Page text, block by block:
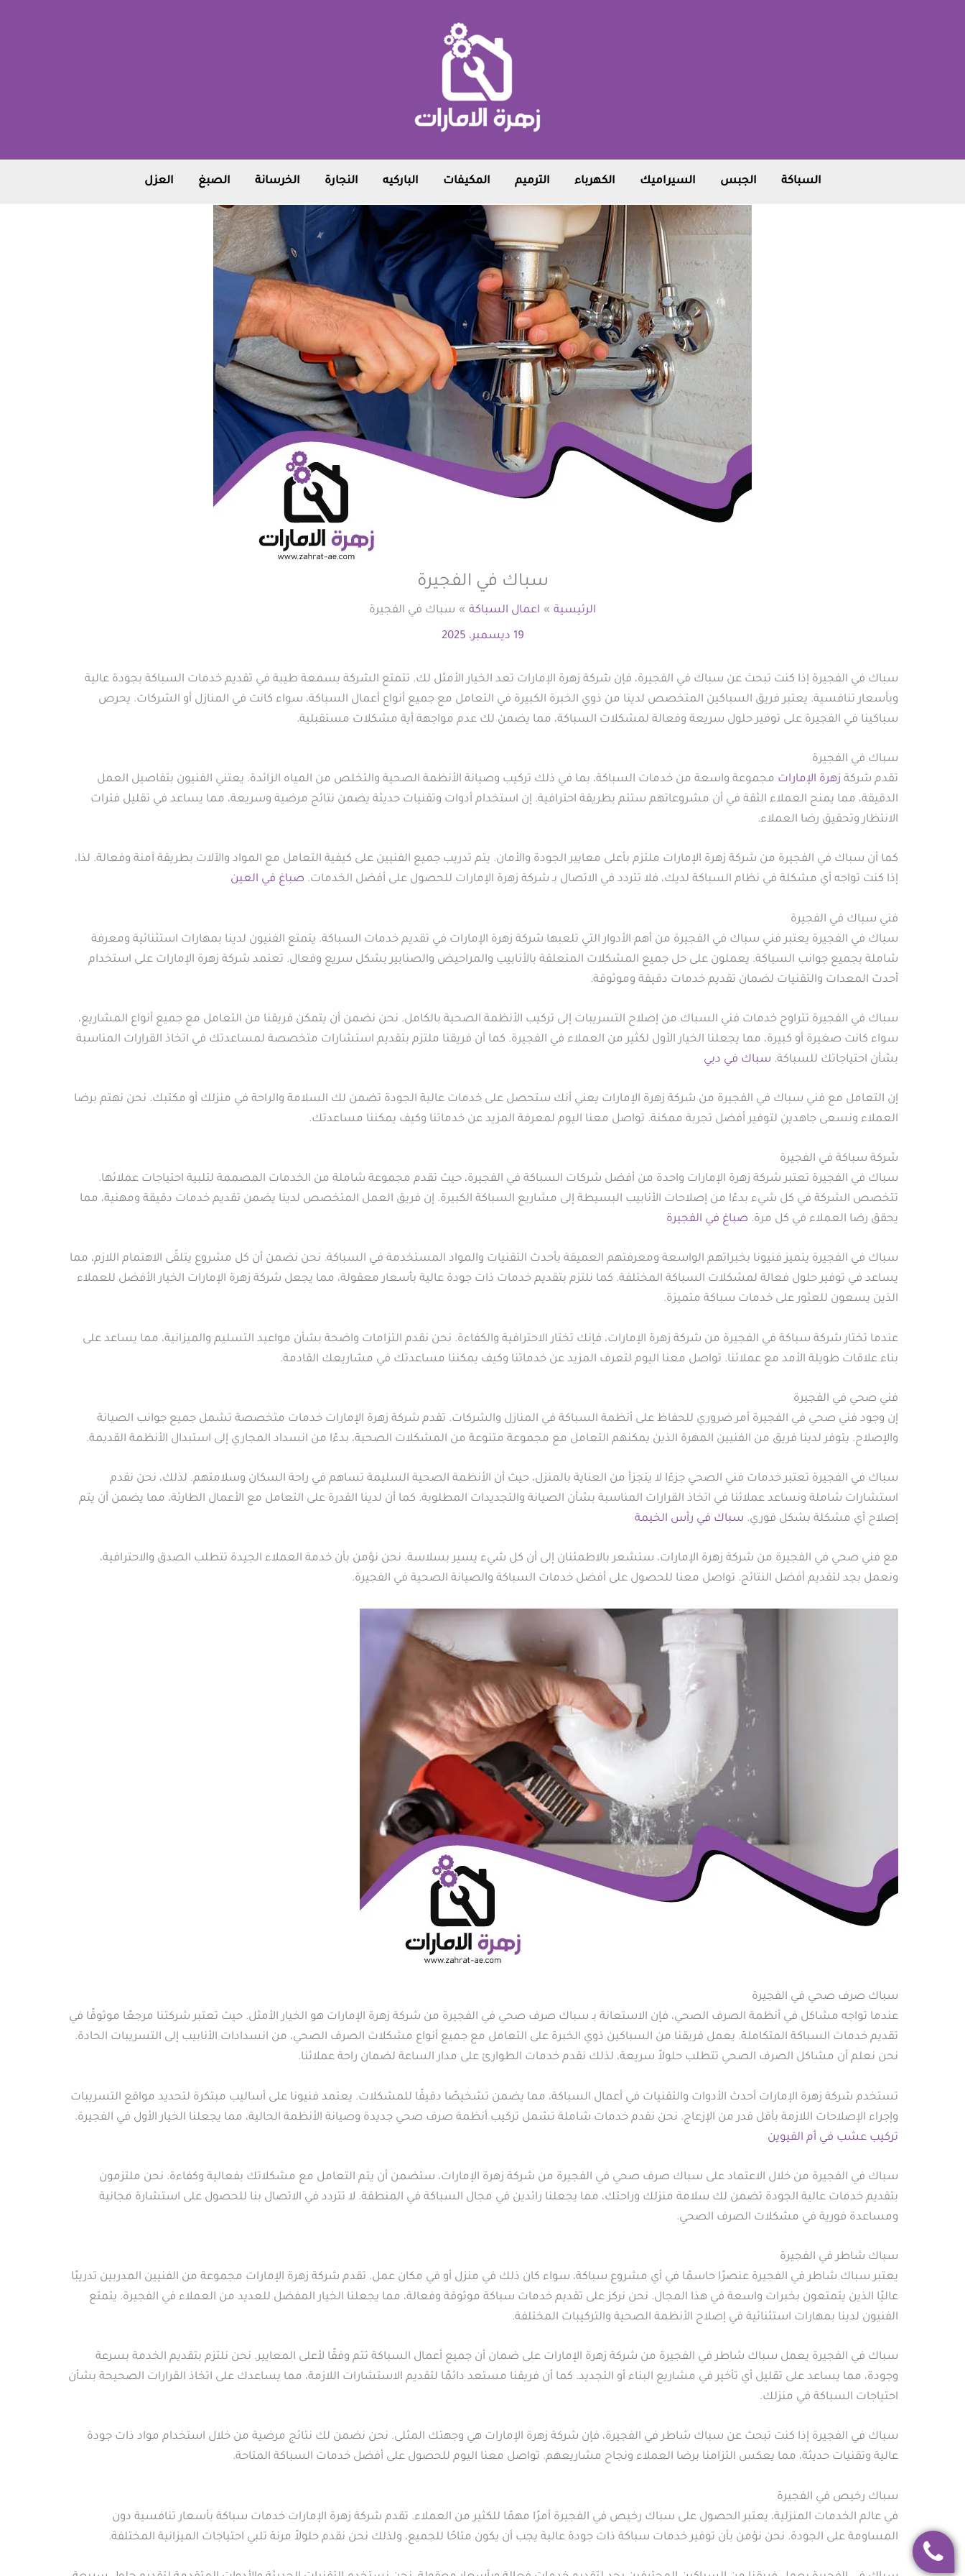
السباكة الجبس السيراميك الكهرباء الترميم المكيفات الباركيه النجارة الخرسانة الصبغ العزل
سباك في الفجيرة
الرئيسية اعمال السباكة سباك في الفجيرة
19 ديسمبر، 2025
سباك في الفجيرة إذا كنت تبحث عن سباك في الفجيرة، فإن شركة زهرة الإمارات تعد الخيار الأمثل لك. تتمتع الشركة بسمعة طيبة في تقديم خدمات السباكة بجودة عالية
وبأسعار تنافسية. يعتبر فريق السباكين المتخصص لدينا من ذوي الخبرة الكبيرة في التعامل مع جميع أنواع أعمال السباكة، سواء كانت في المنازل أو الشركات. يحرص
سباكينا في الفجيرة على توفير حلول سريعة وفعالة لمشكلات السباكة، مما يضمن لك عدم مواجهة أية مشكلات مستقبلية.
سباك في الفجيرة
تقدم شركة زهرة الإمارات مجموعة واسعة من خدمات السباكة، بما في ذلك تركيب وصيانة الأنظمة الصحية والتخلص من المياه الزائدة. يعتني الفنيون بتفاصيل العمل
الدقيقة، مما يمنح العملاء الثقة في أن مشروعاتهم ستتم بطريقة احترافية. إن استخدام أدوات وتقنيات حديثة يضمن نتائج مرضية وسريعة، مما يساعد في تقليل فترات
الانتظار وتحقيق رضا العملاء.
كما أن سباك في الفجيرة من شركة زهرة الإمارات ملتزم بأعلى معايير الجودة والأمان. يتم تدريب جميع الفنيين على كيفية التعامل مع المواد والآلات بطريقة آمنة وفعالة. لذا،
إذا كنت تواجه أي مشكلة في نظام السباكة لديك، فلا تتردد في الاتصال بـ شركة زهرة الإمارات للحصول على أفضل الخدمات. صباغ في العين
فني سباك في الفجيرة
سباك في الفجيرة يعتبر فني سباك في الفجيرة من أهم الأدوار التي تلعبها شركة زهرة الإمارات في تقديم خدمات السباكة. يتمتع الفنيون لدينا بمهارات استثنائية ومعرفة
شاملة بجميع جوانب السباكة. يعملون على حل جميع المشكلات المتعلقة بالأنابيب والمراحيض والصنابير بشكل سريع وفعال. تعتمد شركة زهرة الإمارات على استخدام
أحدث المعدات والتقنيات لضمان تقديم خدمات دقيقة وموثوقة.
سباك في الفجيرة تتراوح خدمات فني السباك من إصلاح التسريبات إلى تركيب الأنظمة الصحية بالكامل. نحن نضمن أن يتمكن فريقنا من التعامل مع جميع أنواع المشاريع،
سواء كانت صغيرة أو كبيرة، مما يجعلنا الخيار الأول لكثير من العملاء في الفجيرة. كما أن فريقنا ملتزم بتقديم استشارات متخصصة لمساعدتك في اتخاذ القرارات المناسبة
بشأن احتياجاتك للسباكة. سباك في دبي
إن التعامل مع فني سباك في الفجيرة من شركة زهرة الإمارات يعني أنك ستحصل على خدمات عالية الجودة تضمن لك السلامة والراحة في منزلك أو مكتبك. نحن نهتم برضا
العملاء ونسعى جاهدين لتوفير أفضل تجربة ممكنة. تواصل معنا اليوم لمعرفة المزيد عن خدماتنا وكيف يمكننا مساعدتك.
شركة سباكة في الفجيرة
سباك في الفجيرة تعتبر شركة زهرة الإمارات واحدة من أفضل شركات السباكة في الفجيرة، حيث تقدم مجموعة شاملة من الخدمات المصممة لتلبية احتياجات عملائها.
تتخصص الشركة في كل شيء بدءًا من إصلاحات الأنابيب البسيطة إلى مشاريع السباكة الكبيرة. إن فريق العمل المتخصص لدينا يضمن تقديم خدمات دقيقة ومهنية، مما
يحقق رضا العملاء في كل مرة. صباغ في الفجيرة
سباك في الفجيرة يتميز فنيونا بخبراتهم الواسعة ومعرفتهم العميقة بأحدث التقنيات والمواد المستخدمة في السباكة. نحن نضمن أن كل مشروع يتلقّى الاهتمام اللازم، مما
يساعد في توفير حلول فعالة لمشكلات السباكة المختلفة. كما نلتزم بتقديم خدمات ذات جودة عالية بأسعار معقولة، مما يجعل شركة زهرة الإمارات الخيار الأفضل للعملاء
الذين يسعون للعثور على خدمات سباكة متميزة.
عندما تختار شركة سباكة في الفجيرة من شركة زهرة الإمارات، فإنك تختار الاحترافية والكفاءة. نحن نقدم التزامات واضحة بشأن مواعيد التسليم والميزانية، مما يساعد على
بناء علاقات طويلة الأمد مع عملائنا. تواصل معنا اليوم لتعرف المزيد عن خدماتنا وكيف يمكننا مساعدتك في مشاريعك القادمة.
فني صحي في الفجيرة
إن وجود فني صحي في الفجيرة أمر ضروري للحفاظ على أنظمة السباكة في المنازل والشركات. تقدم شركة زهرة الإمارات خدمات متخصصة تشمل جميع جوانب الصيانة
والإصلاح. يتوفر لدينا فريق من الفنيين المهرة الذين يمكنهم التعامل مع مجموعة متنوعة من المشكلات الصحية، بدءًا من انسداد المجاري إلى استبدال الأنظمة القديمة.
سباك في الفجيرة تعتبر خدمات فني الصحي جزءًا لا يتجزأ من العناية بالمنزل، حيث أن الأنظمة الصحية السليمة تساهم في راحة السكان وسلامتهم. لذلك، نحن نقدم
استشارات شاملة ونساعد عملائنا في اتخاذ القرارات المناسبة بشأن الصيانة والتجديدات المطلوبة. كما أن لدينا القدرة على التعامل مع الأعمال الطارئة، مما يضمن أن يتم
إصلاح أي مشكلة بشكل فوري. سباك في رأس الخيمة
مع فني صحي في الفجيرة من شركة زهرة الإمارات، ستشعر بالاطمئنان إلى أن كل شيء يسير بسلاسة. نحن نؤمن بأن خدمة العملاء الجيدة تتطلب الصدق والاحترافية،
ونعمل بجد لتقديم أفضل النتائج. تواصل معنا للحصول على أفضل خدمات السباكة والصيانة الصحية في الفجيرة.
سباك صرف صحي في الفجيرة
عندما تواجه مشاكل في أنظمة الصرف الصحي، فإن الاستعانة بـ سباك صرف صحي في الفجيرة من شركة زهرة الإمارات هو الخيار الأمثل. حيث تعتبر شركتنا مرجعًا موثوقًا في
تقديم خدمات السباكة المتكاملة. يعمل فريقنا من السباكين ذوي الخبرة على التعامل مع جميع أنواع مشكلات الصرف الصحي، من انسدادات الأنابيب إلى التسريبات الحادة.
نحن نعلم أن مشاكل الصرف الصحي تتطلب حلولاً سريعة، لذلك نقدم خدمات الطوارئ على مدار الساعة لضمان راحة عملائنا.
تستخدم شركة زهرة الإمارات أحدث الأدوات والتقنيات في أعمال السباكة، مما يضمن تشخيصًا دقيقًا للمشكلات. يعتمد فنيونا على أساليب مبتكرة لتحديد مواقع التسريبات
وإجراء الإصلاحات اللازمة بأقل قدر من الإزعاج. نحن نقدم خدمات شاملة تشمل تركيب أنظمة صرف صحي جديدة وصيانة الأنظمة الحالية، مما يجعلنا الخيار الأول في الفجيرة.
تركيب عشب في أم القيوين
سباك في الفجيرة من خلال الاعتماد على سباك صرف صحي في الفجيرة من شركة زهرة الإمارات، ستضمن أن يتم التعامل مع مشكلاتك بفعالية وكفاءة. نحن ملتزمون
بتقديم خدمات عالية الجودة تضمن لك سلامة منزلك وراحتك، مما يجعلنا رائدين في مجال السباكة في المنطقة. لا تتردد في الاتصال بنا للحصول على استشارة مجانية
ومساعدة فورية في مشكلات الصرف الصحي.
سباك شاطر في الفجيرة
يعتبر سباك شاطر في الفجيرة عنصرًا حاسمًا في أي مشروع سباكة، سواء كان ذلك في منزل أو في مكان عمل. تقدم شركة زهرة الإمارات مجموعة من الفنيين المدربين تدريبًا
عاليًا الذين يتمتعون بخبرات واسعة في هذا المجال. نحن نركز على تقديم خدمات سباكة موثوقة وفعالة، مما يجعلنا الخيار المفضل للعديد من العملاء في الفجيرة. يتمتع
الفنيون لدينا بمهارات استثنائية في إصلاح الأنظمة الصحية والتركيبات المختلفة.
سباك في الفجيرة يعمل سباك شاطر في الفجيرة من شركة زهرة الإمارات على ضمان أن جميع أعمال السباكة تتم وفقًا لأعلى المعايير. نحن نلتزم بتقديم الخدمة بسرعة
وجودة، مما يساعد على تقليل أي تأخير في مشاريع البناء أو التجديد. كما أن فريقنا مستعد دائمًا لتقديم الاستشارات اللازمة، مما يساعدك على اتخاذ القرارات الصحيحة بشأن
احتياجات السباكة في منزلك.
سباك في الفجيرة إذا كنت تبحث عن سباك شاطر في الفجيرة، فإن شركة زهرة الإمارات هي وجهتك المثلى. نحن نضمن لك نتائج مرضية من خلال استخدام مواد ذات جودة
عالية وتقنيات حديثة، مما يعكس التزامنا برضا العملاء ونجاح مشاريعهم. تواصل معنا اليوم للحصول على أفضل خدمات السباكة المتاحة.
سباك رخيص في الفجيرة
في عالم الخدمات المنزلية، يعتبر الحصول على سباك رخيص في الفجيرة أمرًا مهمًا للكثير من العملاء. تقدم شركة زهرة الإمارات خدمات سباكة بأسعار تنافسية دون
المساومة على الجودة. نحن نؤمن بأن توفير خدمات سباكة ذات جودة عالية يجب أن يكون متاحًا للجميع، ولذلك نحن نقدم حلولاً مرنة تلبي احتياجات الميزانية المختلفة.